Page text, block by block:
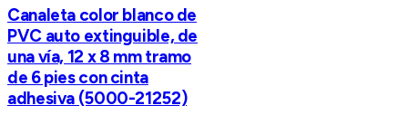
Canaleta color blanco de
PVC auto extinguible, de
una vía, 12 x 8 mm tramo
de 6 pies con cinta
adhesiva (5000-21252)